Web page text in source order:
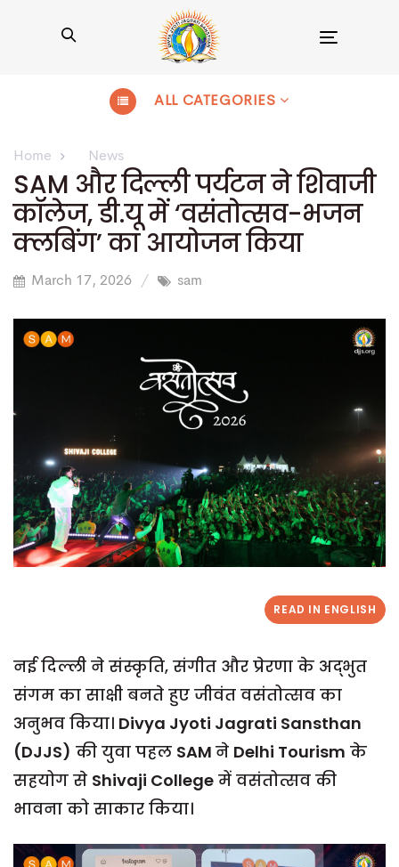
ALL CATEGORIES
Home News
SAM और दिल्ली पर्यटन ने शिवाजी
कॉलेज, डी.यू में ‘वसंतोत्सव-भजन
क्लबिंग’ का आयोजन किया
March 17, 2026 sam
READ IN ENGLISH
नई दिल्ली ने संस्कृति, संगीत और प्रेरणा के अद्भुत
संगम का साक्षी बनते हुए जीवंत वसंतोत्सव का
अनुभव किया। Divya Jyoti Jagrati Sansthan
(DJJS) की युवा पहल SAM ने Delhi Tourism के
सहयोग से Shivaji College में वसंतोत्सव की
भावना को साकार किया।